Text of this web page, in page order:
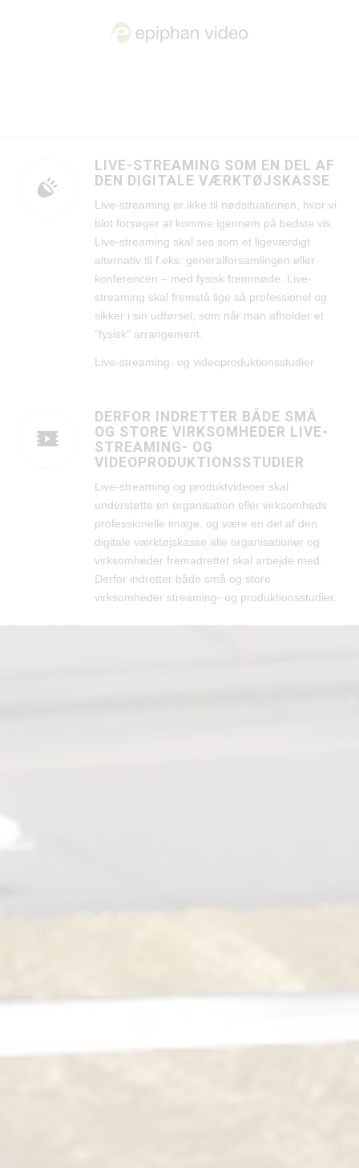
LIVE-STREAMING SOM EN DEL AF
DEN DIGITALE VÆRKTØJSKASSE
Live-streaming er ikke til nødsituationen, hvor vi
blot forsøger at komme igennem på bedste vis.
Live-streaming skal ses som et ligeværdigt
alternativ til f.eks. generalforsamlingen eller
konferencen – med fysisk fremmøde. Live-
streaming skal fremstå lige så professionel og
sikker i sin udførsel, som når man afholder et
”fysisk” arrangement.
Live-streaming- og videoproduktionsstudier
DERFOR INDRETTER BÅDE SMÅ
OG STORE VIRKSOMHEDER LIVE-
STREAMING- OG
VIDEOPRODUKTIONSSTUDIER
Live-streaming og produktvideoer skal
understøtte en organisation eller virksomheds
professionelle image, og være en del af den
digitale værktøjskasse alle organisationer og
virksomheder fremadrettet skal arbejde med.
Derfor indretter både små og store
virksomheder streaming- og produktionsstudier.